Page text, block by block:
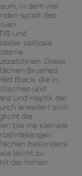
in dem viel
spielt das
und
zeitlose
Diese
Brushed
Black, die in
und
und Haptik der
erweitert sich
die
bis ins kleinste
besonders
leicht zu
der hohen